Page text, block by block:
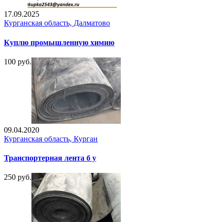
17.09.2025
Курганская область, Далматово
Куплю промышленную химию
100 руб.
09.04.2020
Курганская область, Курган
Транспортерная лента б у
250 руб.